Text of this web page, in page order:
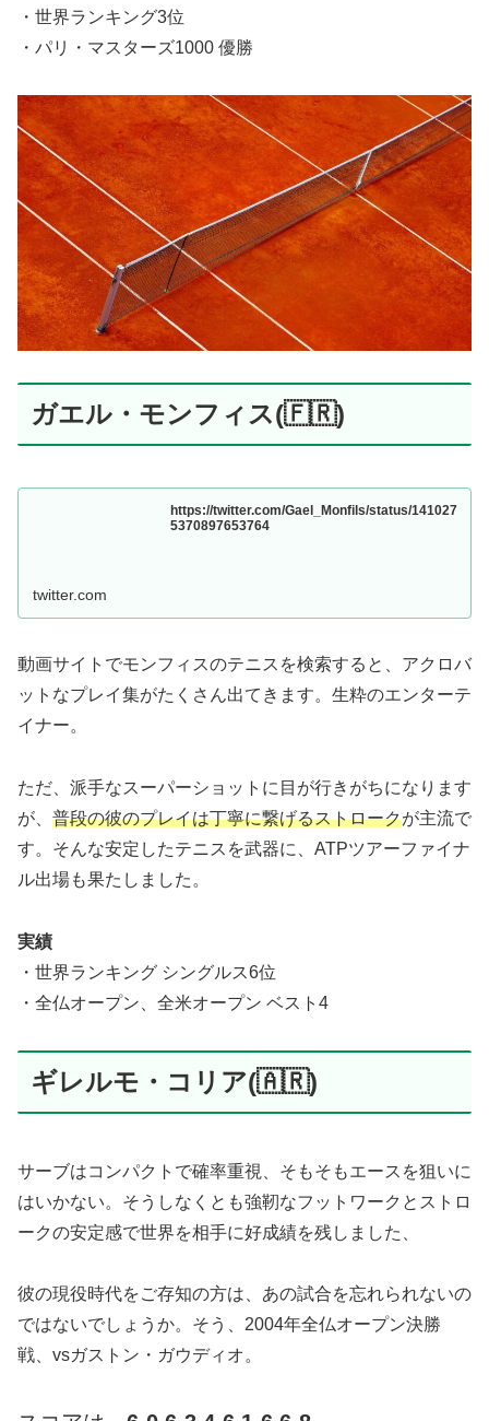
・世界ランキング3位
・パリ・マスターズ1000 優勝
ガエル・モンフィス(🇫🇷)
https://twitter.com/Gael_Monfils/status/141027
5370897653764
twitter.com
動画サイトでモンフィスのテニスを検索すると、アクロバ
ットなプレイ集がたくさん出てきます。生粋のエンターテ
イナー。
ただ、派手なスーパーショットに目が行きがちになります
が、 普段の彼のプレイは丁寧に繋げるストロークが主流で
す。そんな安定したテニスを武器に、ATPツアーファイナ
ル出場も果たしました。
実績
・世界ランキング シングルス6位
・全仏オープン、全米オープン ベスト4
ギレルモ・コリア(🇦🇷)
サーブはコンパクトで確率重視、そもそもエースを狙いに
はいかない。そうしなくとも強靭なフットワークとストロ
ークの安定感で世界を相手に好成績を残しました、
彼の現役時代をご存知の方は、あの試合を忘れられないの
ではないでしょうか。そう、2004年全仏オープン決勝
戦、vsガストン・ガウディオ。